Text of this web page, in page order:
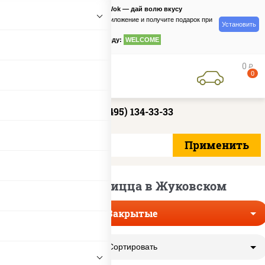
PizzaSushiWok — дай волю вкусу
Скачайте приложение и получите подарок при
по промокоду: WELCOME
Установить
0 руб
0
+7 (495) 134-33-33
Закрытая пицца в Жуковском
Закрытые
Сортировать